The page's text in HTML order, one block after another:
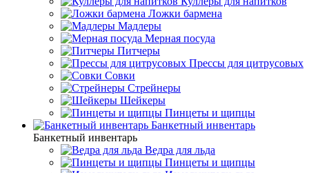
Ложки бармена
Мадлеры
Мерная посуда
Питчеры
Прессы для цитрусовых
Совки
Стрейнеры
Шейкеры
Пинцеты и щипцы
Банкетный инвентарь
Банкетный инвентарь
Ведра для льда
Пинцеты и щипцы